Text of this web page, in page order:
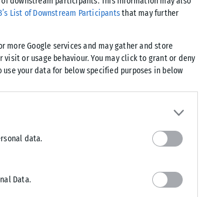
List of Downstream Participantsthat may further
more Google services and may gather and store
or usage behaviour. You may click to grant or deny
your data for below specified purposes in below
data.
Data.